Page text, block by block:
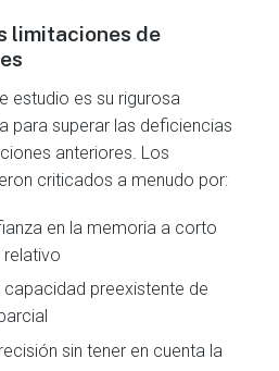
limitaciones de
estudio es su rigurosa
para superar las deficiencias
anteriores. Los
criticados a menudo por:
en la memoria a corto
preexistente de
sin tener en cuenta la